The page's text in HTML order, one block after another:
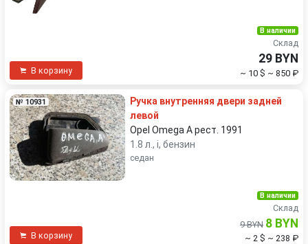
В корзину
В наличии
Склад
29 BYN
~ 10 $ ~ 850 ₽
№ 10931
Ручка внутренняя двери задней
левой
Opel Omega A рест. 1991
1.8 л., i, бензин
седан
В корзину
В наличии
Склад
9 BYN 8 BYN
~ 2 $ ~ 238 ₽